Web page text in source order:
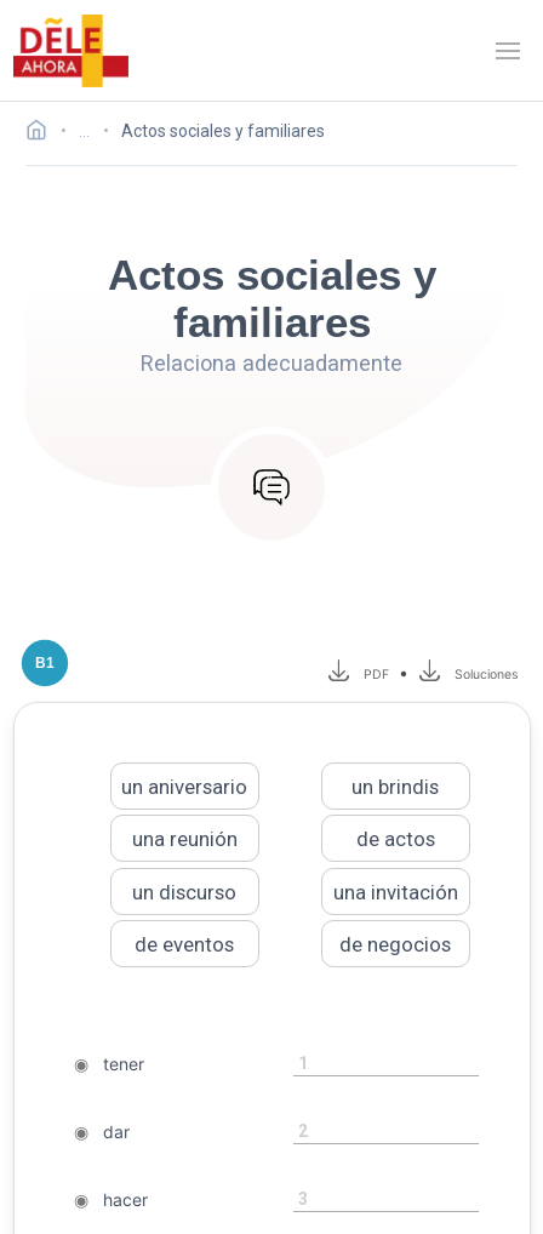
Actos sociales y familiares
Actos sociales y
familiares
Relaciona adecuadamente
B1
PDF • Soluciones
un aniversario
una reunión
un discurso
de eventos
un brindis
de actos
una invitación
de negocios
◉tener
◉dar
◉hacer
1
2
3